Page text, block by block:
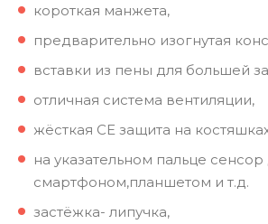
короткая манжета,
предварительно изогнутая
вставки из пены для большей
отличная система вентиляции,
жёсткая СЕ защита на
на указательном пальце
смартфоном,планшетом и т.д.
застёжка- липучка,